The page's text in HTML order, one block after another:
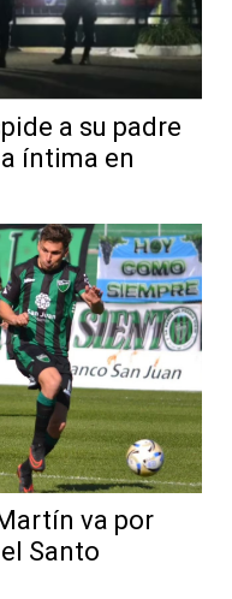
a su padre
íntima en
va por
Santo